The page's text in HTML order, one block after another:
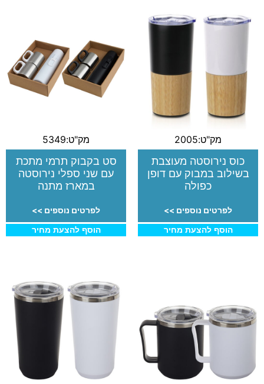
מק"ט:2005
כוס נירוסטה מעוצבת
בשילוב במבוק עם דופן
כפולה
לפרטים נוספים >>
הוסף להצעת מחיר
מק"ט:5349
סט בקבוק תרמי מתכת
עם שני ספלי נירוסטה
במארז מתנה
לפרטים נוספים >>
הוסף להצעת מחיר